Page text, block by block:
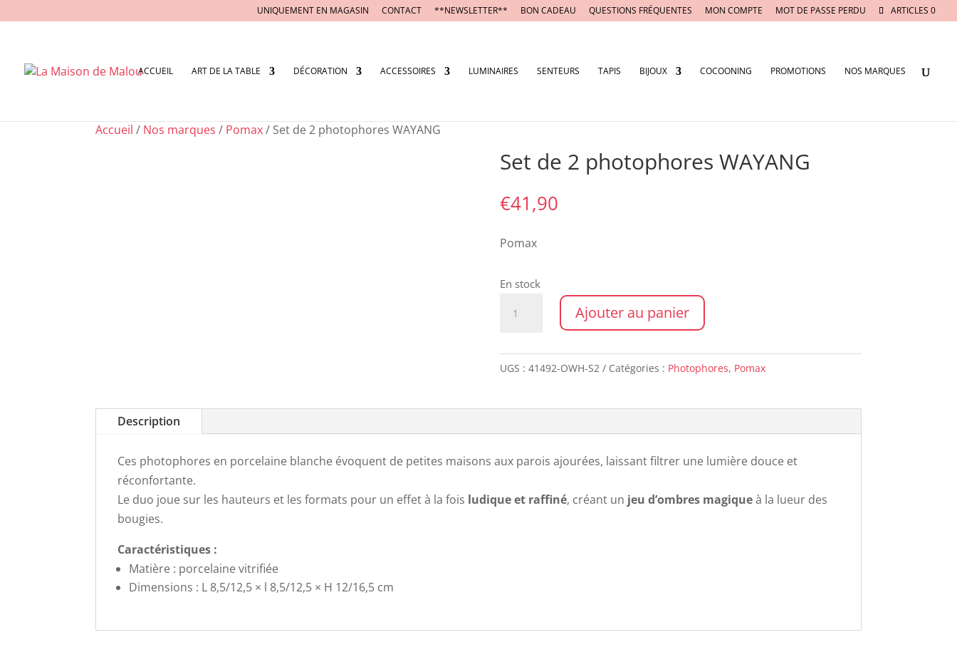
UNIQUEMENT EN MAGASIN CONTACT **NEWSLETTER** BON CADEAU QUESTIONS FRÉQUENTES MON COMPTE MOT DE PASSE PERDU ARTICLES 0
ACCUEIL ART DE LA TABLE DÉCORATION ACCESSOIRES LUMINAIRES SENTEURS TAPIS BIJOUX COCOONING PROMOTIONS NOS MARQUES
Accueil / Nos marques / Pomax/ Set de 2 photophores WAYANG
Set de 2 photophores WAYANG
€41,90
Pomax
En stock
de
Ajouter au panier
UGS : 41492-OWH-S2 Catégories : Photophores, Pomax
Description
Ces photophores en porcelaine blanche évoquent de petites maisons aux parois ajourées, laissant filtrer une lumière douce et
réconfortante.
Le duo joue sur les hauteurs et les formats pour un effet à la fois ludique et raffiné, créant un jeu d’ombres magiqueà la lueur des
bougies.
Caractéristiques :
Matière : porcelaine vitrifiée
Dimensions : L 8,5/12,5 × l 8,5/12,5 × H 12/16,5 cm